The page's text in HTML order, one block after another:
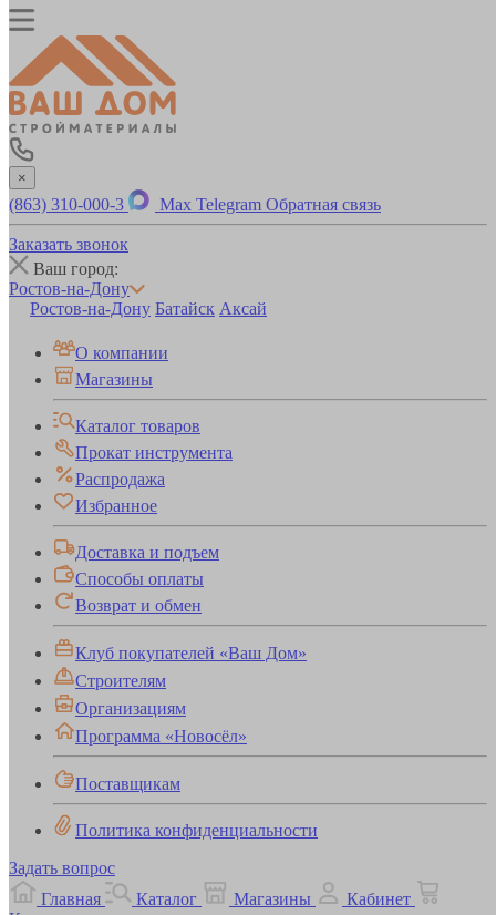
×
(863) 310-000-3 Max Telegram Обратная связь
Заказать звонок
Ваш город:
Ростов-на-Дону
Ростов-на-Дону Батайск Аксай
О компании
Магазины
Каталог товаров
Прокат инструмента
Распродажа
Избранное
Доставка и подъем
Способы оплаты
Возврат и обмен
Клуб покупателей «Ваш Дом»
Строителям
Организациям
Программа «Новосёл»
Поставщикам
Политика конфиденциальности
Задать вопрос
Главная
Каталог Магазины
Кабинет